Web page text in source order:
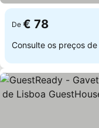
De € 78
Consulte os preços de